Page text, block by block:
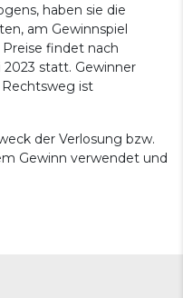
haben sie die
am Gewinnspiel
findet nach
statt. Gewinner
ist
der Verlosung bzw.
Gewinn verwendet und